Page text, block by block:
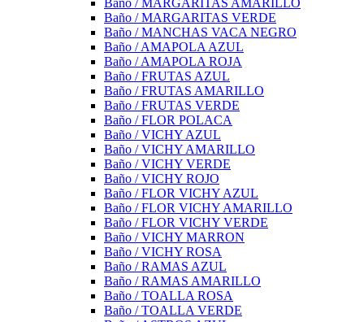
Baño / MARGARITAS AMARILLO
Baño / MARGARITAS VERDE
Baño / MANCHAS VACA NEGRO
Baño / AMAPOLA AZUL
Baño / AMAPOLA ROJA
Baño / FRUTAS AZUL
Baño / FRUTAS AMARILLO
Baño / FRUTAS VERDE
Baño / FLOR POLACA
Baño / VICHY AZUL
Baño / VICHY AMARILLO
Baño / VICHY VERDE
Baño / VICHY ROJO
Baño / FLOR VICHY AZUL
Baño / FLOR VICHY AMARILLO
Baño / FLOR VICHY VERDE
Baño / VICHY MARRON
Baño / VICHY ROSA
Baño / RAMAS AZUL
Baño / RAMAS AMARILLO
Baño / TOALLA ROSA
Baño / TOALLA VERDE